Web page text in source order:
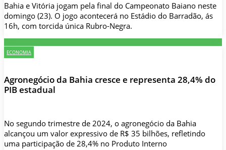
Bahia e Vitória jogam pela final do Campeonato Baiano neste
domingo (23). O jogo acontecerá no Estádio do Barradão, ás
16h, com torcida única Rubro-Negra.
ECONOMIA
Agronegócio da Bahia cresce e representa 28,4% do
PIB estadual
No segundo trimestre de 2024, o agronegócio da Bahia
alcançou um valor expressivo de R$ 35 bilhões, refletindo
uma participação de 28,4% no Produto Interno